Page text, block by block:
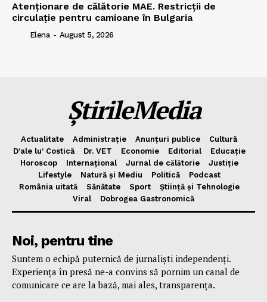
Atenționare de călătorie MAE. Restricții de
circulație pentru camioane în Bulgaria
Elena - August 5, 2026
ȘtirileMedia
Actualitate Administrație Anunțuri publice
Cultură
D’ale lu’ Costică
Dr. VET Economie Editorial
Educație
Horoscop
Internațional Jurnal de cǎlǎtorie
Justiție
Lifestyle
Natură și Mediu Politică
Podcast
România uitată
Sănătate Sport
Știință și Tehnologie
Viral
Dobrogea Gastronomică
Noi, pentru tine
Suntem o echipă puternică de jurnaliști independenți.
Experiența în presă ne-a convins să pornim un canal de
comunicare ce are la bază, mai ales, transparența.